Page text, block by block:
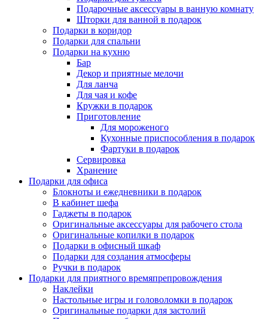
Подарочные аксессуары в ванную комнату
Шторки для ванной в подарок
Подарки в коридор
Подарки для спальни
Подарки на кухню
Бар
Декор и приятные мелочи
Для ланча
Для чая и кофе
Кружки в подарок
Приготовление
Для мороженого
Кухонные приспособления в подарок
Фартуки в подарок
Сервировка
Хранение
Подарки для офиса
Блокноты и ежедневники в подарок
В кабинет шефа
Гаджеты в подарок
Оригинальные аксессуары для рабочего стола
Оригинальные копилки в подарок
Подарки в офисный шкаф
Подарки для создания атмосферы
Ручки в подарок
Подарки для приятного времяпрепровождения
Наклейки
Настольные игры и головоломки в подарок
Оригинальные подарки для застолий